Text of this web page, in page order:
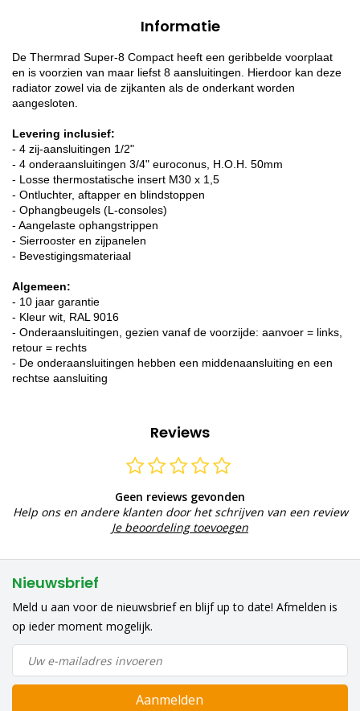
Informatie
De Thermrad Super-8 Compact heeft een geribbelde voorplaat
en is voorzien van maar liefst 8 aansluitingen. Hierdoor kan deze
radiator zowel via de zijkanten als de onderkant worden
aangesloten.
Levering inclusief:
- 4 zij-aansluitingen 1/2"
- 4 onderaansluitingen 3/4" euroconus, H.O.H. 50mm
- Losse thermostatische insert M30 x 1,5
- Ontluchter, aftapper en blindstoppen
- Ophangbeugels (L-consoles)
- Aangelaste ophangstrippen
- Sierrooster en zijpanelen
- Bevestigingsmateriaal
Algemeen:
- 10 jaar garantie
- Kleur wit, RAL 9016
- Onderaansluitingen, gezien vanaf de voorzijde: aanvoer = links,
retour = rechts
- De onderaansluitingen hebben een middenaansluiting en een
rechtse aansluiting
Reviews
Geen reviews gevonden
Help ons en andere klanten door het schrijven van een review
Je beoordeling toevoegen
Nieuwsbrief
Meld u aan voor de nieuwsbrief en blijf up to date! Afmelden is
op ieder moment mogelijk.
Aanmelden